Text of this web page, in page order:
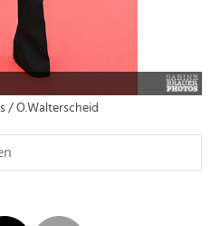
/ O.Walterscheid